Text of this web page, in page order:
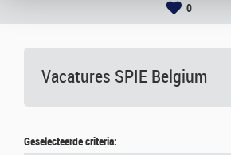
0
Vacatures SPIE Belgium
Geselecteerde criteria: